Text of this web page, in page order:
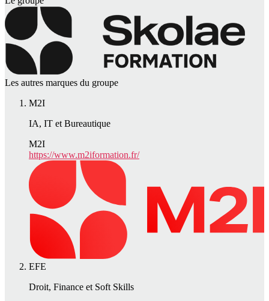
Les autres marques du groupe
M2I
IA, IT et Bureautique
M2I
https://www.m2iformation.fr/
EFE
Droit, Finance et Soft Skills